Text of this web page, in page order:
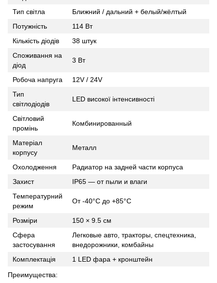
Тип світла
Ближний / дальний + белый/жёлтый
Потужність
114 Вт
Кількість діодів
38 штук
Споживання на
діод
3 Вт
Робоча напруга
12V / 24V
Тип
світлодіодів
LED високої інтенсивності
Світловий
промінь
Комбинированный
Матеріал
корпусу
Металл
Охолодження
Радиатор на задней части корпуса
Захист
IP65 — от пыли и влаги
Температурний
режим
От -40°C до +85°C
Розміри
150 × 9.5 см
Сфера
застосування
Легковые авто, тракторы, спецтехника,
внедорожники, комбайны
Комплектація
1 LED фара + кронштейн
Преимущества: